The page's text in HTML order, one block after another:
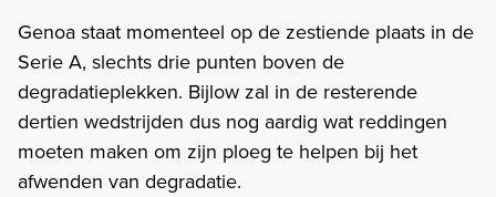
Genoa staat momenteel op de zestiende plaats in de
Serie A, slechts drie punten boven de
degradatieplekken. Bijlow zal in de resterende
dertien wedstrijden dus nog aardig wat reddingen
moeten maken om zijn ploeg te helpen bij het
afwenden van degradatie.